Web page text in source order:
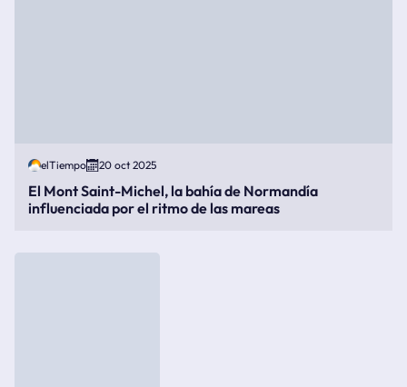
elTiempo 20 oct 2025
El Mont Saint-Michel, la bahía de Normandía
influenciada por el ritmo de las mareas